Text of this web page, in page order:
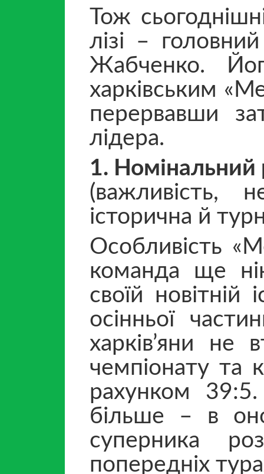
Тож
лізі –
Жабченко.
харківським
перервавши
лідера.
1. Номінальний
(важливість,
історична й
Особливість
команда ще
своїй новітній
осінньої
харків’яни не
чемпіонату та
рахунком
більше – в
суперника
попередніх